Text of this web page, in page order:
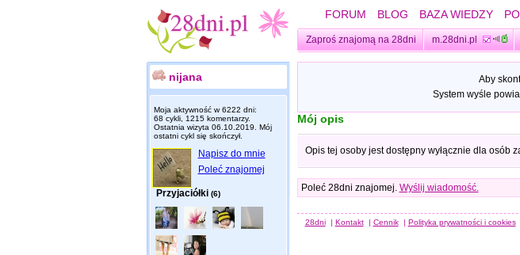
FORUM BLOG BAZA WIEDZY
Zaproś znajomą na 28dni m.28dni.pl
nijana
Moja aktywność w 6222 dni:
68 cykli, 1215 komentarzy.
Ostatnia wizyta 06.10.2019 . Mój
ostatni cykl się skończył.
Napisz do mnie
Poleć znajomej
Przyjaciółki (6)
Aby
System wyśle
Mój opis
Opis tej osoby jest dostępny wyłącznie dla osób
Poleć 28dni znajomej. Wyślij wiadomość.
28dni | Kontakt | Cennik | Polityka prywatności i cookies